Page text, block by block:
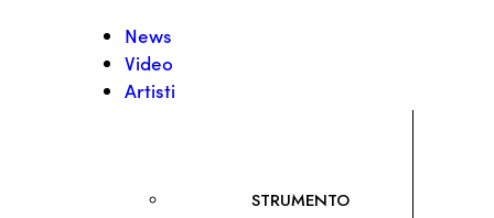
News
Video
Artisti
STRUMENTO